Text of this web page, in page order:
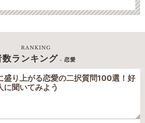
RANKING
数ランキング - 恋愛
盛り上がる恋愛の二択質問100選！好
に聞いてみよう